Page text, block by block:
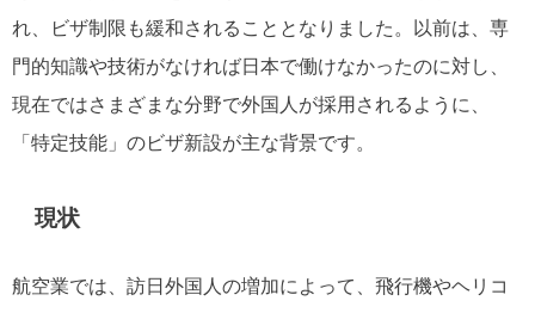
れ、ビザ制限も緩和されることとなりました。以前は、専
門的知識や技術がなければ日本で働けなかったのに対し、
現在ではさまざまな分野で外国人が採用されるように、
「特定技能」のビザ新設が主な背景です。
現状
航空業では、訪日外国人の増加によって、飛行機やヘリコ